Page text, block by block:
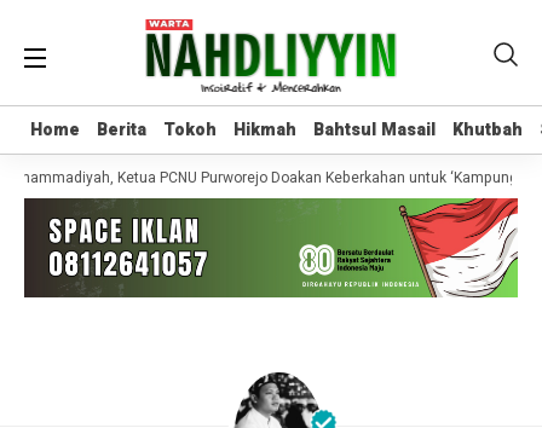
Home Berita Tokoh Hikmah Bahtsul Masail Khutbah
Home Berita Tokoh Hikmah Bahtsul Masail Khutbah
Ketua PCNU Purworejo Doakan Keberkahan untuk ‘Kampung